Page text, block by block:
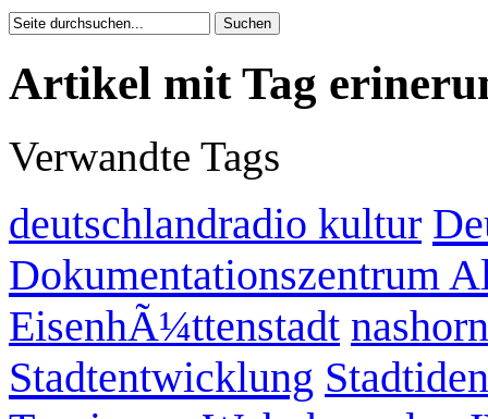
Artikel mit Tag
Verwandte Tags
deutschlandradio kultur
Dokumentationszentrum
EisenhÃ¼ttenstadt nashorn
Stadtentwicklung